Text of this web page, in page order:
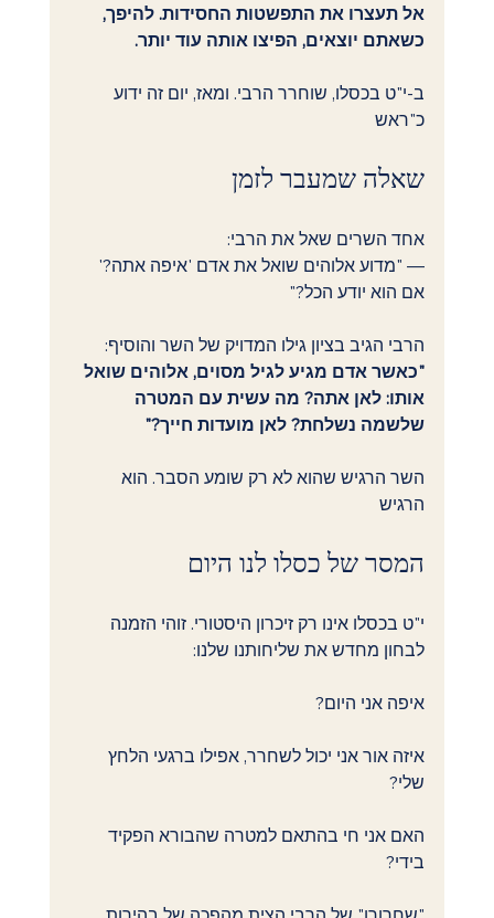
אל תעצרו את התפשטות החסידות. להיפך,
כשאתם יוצאים, הפיצו אותה עוד יותר.
ב-י"ט בכסלו, שוחרר הרבי. ומאז, יום זה ידוע
כ"ראש
שאלה שמעבר לזמן
אחד השרים שאל את הרבי:
— "מדוע אלוהים שואל את אדם 'איפה אתה?'
אם הוא יודע הכל?"
הרבי הגיב בציון גילו המדויק של השר והוסיף:
"כאשר אדם מגיע לגיל מסוים, אלוהים שואל
אותו: לאן אתה? מה עשית עם המטרה
שלשמה נשלחת? לאן מועדות חייך?"
השר הרגיש שהוא לא רק שומע הסבר. הוא
הרגיש
המסר של כסלו לנו היום
י"ט בכסלו אינו רק זיכרון היסטורי. זוהי הזמנה
לבחון מחדש את שליחותנו שלנו:
איפה אני היום?
איזה אור אני יכול לשחרר, אפילו ברגעי הלחץ
שלי?
האם אני חי בהתאם למטרה שהבורא הפקיד
בידי?